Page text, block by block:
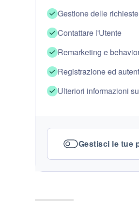
Gestione delle
Contattare l'Utente
Remarketing e
Registrazione ed
Ulteriori informazioni
Gestisci le tue